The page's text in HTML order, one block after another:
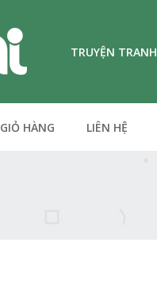
TRUYỆN TRANH
GIỎ HÀNG LIÊN HỆ